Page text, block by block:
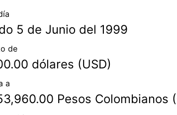
5 de Junio del 1999
de
dólares (USD)
a
Pesos Colombianos